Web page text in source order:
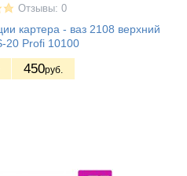
Отзывы: 0
картера - ваз 2108 верхний
20 Profi 10100
450руб.